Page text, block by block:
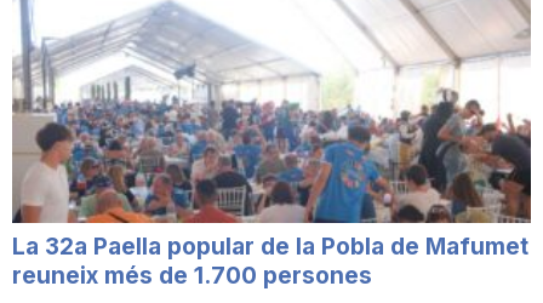
o
n
a
La 32a Paella popular de la Pobla de Mafumet
reuneix més de 1.700 persones